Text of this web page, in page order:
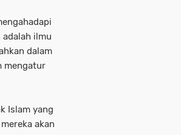
ilmu
dalam
mengatur
Islam yang
akan